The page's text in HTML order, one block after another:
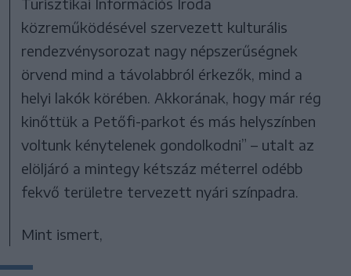
Turisztikai Információs Iroda
közreműködésével szervezett kulturális
rendezvénysorozat nagy népszerűségnek
örvend mind a távolabbról érkezők, mind a
helyi lakók körében. Akkorának, hogy már rég
kinőttük a Petőfi-parkot és más helyszínben
voltunk kénytelenek gondolkodni” – utalt az
elöljáró a mintegy kétszáz méterrel odébb
fekvő területre tervezett nyári színpadra.
Mint ismert,